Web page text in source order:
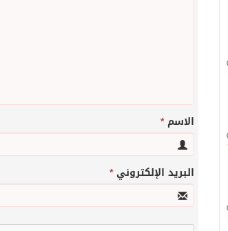
الاسم*
البريد الإلكتروني*